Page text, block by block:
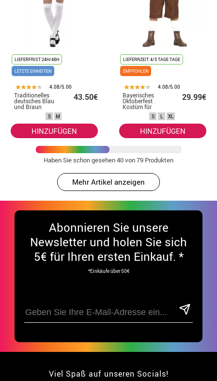
LIEFERFRIST 24H/48H
LETZTE EINHEITEN
4.08/5.00
Traditionelles
deutsches Blau
und Braun
43.50€
S M
HINZUFÜGEN
LIEFERRZEIT: 4/5 TAGE TAGE
EMPFOHLEN
4.08/5.00
Bayerisches
Oktoberfest
Kostüm für
29.99€
S L XL
HINZUFÜGEN
Haben Sie schon gesehen40von 79 Produkten
Mehr Artikel anzeigen
Abonnieren Sie unsere
Newsletter und holen Sie sich
5€ für Ihren ersten Einkauf. *
*Einkäufe über 50€
Viel Spaß auf unseren Socials!